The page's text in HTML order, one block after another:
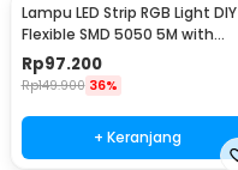
Lampu LED Strip RGB Light DIY
Flexible SMD 5050 5M with
Remote
Rp97.200
Rp149.900 36%
+ Keranjang